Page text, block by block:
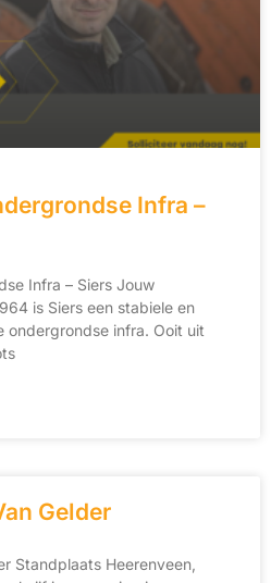
Infra –
Infra – Siers Jouw
is Siers een stabiele en
ondergrondse infra. Ooit uit
Gelder
Standplaats Heerenveen,